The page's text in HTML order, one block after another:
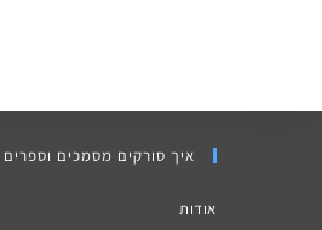
איך סורקים מסמכים וספרים
אודות